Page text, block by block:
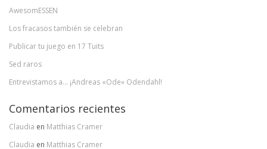
AwesomESSEN
Los fracasos también se celebran
Publicar tu juego en 17 Tuits
Sed raros
Entrevistamos a… ¡Andreas «Ode» Odendahl!
Comentarios recientes
Claudia en Matthias Cramer
Claudia en Matthias Cramer